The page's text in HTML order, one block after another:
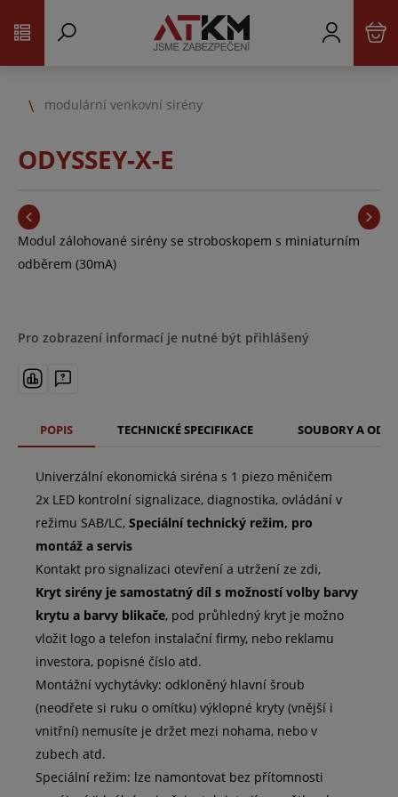
modulární venkovní sirény
ODYSSEY-X-E
Modul zálohované sirény se stroboskopem s miniaturním
odběrem (30mA)
Pro zobrazení informací je nutné být přihlášený
POPIS TECHNICKÉ SPECIFIKACE SOUBORY A
Univerzální ekonomická siréna s 1 piezo měničem
2x LED kontrolní signalizace, diagnostika, ovládání v
režimu SAB/LC, Speciální technický režim, pro
montáž a servis
Kontakt pro signalizaci otevření a utržení ze zdi,
Kryt sirény je samostatný díl s možností volby barvy
krytu a barvy blikače, pod průhledný kryt je možno
vložit logo a telefon instalační firmy, nebo reklamu
investora, popisné číslo atd.
Montážní vychytávky: odkloněný hlavní šroub
(neodřete si ruku o omítku) výklopné kryty (vnější i
vnitřní) nemusíte je držet mezi nohama, nebo v
zubech atd.
Speciální režim: lze namontovat bez přítomnosti